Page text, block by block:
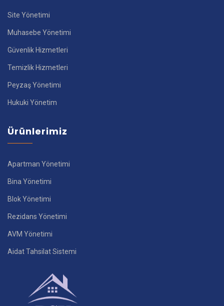
Site Yönetimi
Muhasebe Yönetimi
Güvenlik Hizmetleri
Temizlik Hizmetleri
Peyzaş Yönetimi
Hukuki Yönetim
Ürünlerimiz
Apartman Yönetimi
Bina Yönetimi
Blok Yönetimi
Rezidans Yönetimi
AVM Yönetimi
Aidat Tahsilat Sistemi